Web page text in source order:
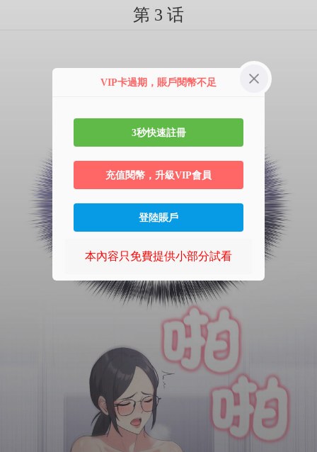
第 3 话
VIP卡過期，賬戶閱幣不足
3秒快速註冊
充值閱幣，升級VIP會員
登陸賬戶
本內容只免費提供小部分試看